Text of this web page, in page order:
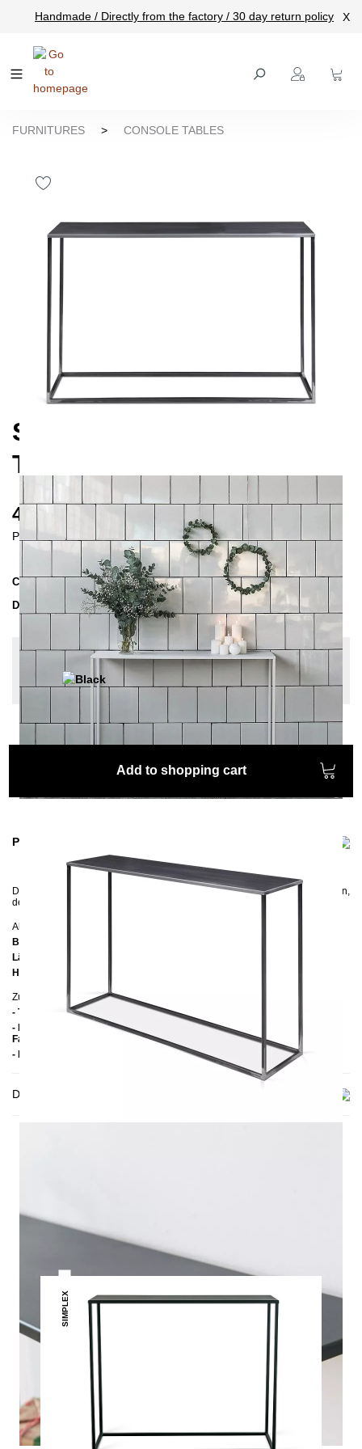
content
Handmade / Directly from the factory / 30 day return policy X
FURNITURES > CONSOLE TABLES
SIMPLEX CONSOLE
TABLE 120
405 €
Prices incl. VAT
Collection
SIMPLEX
Delivery Time
2-3 weeks | del. 23. Aug - 30. Aug
Change configuration
Black
Add to shopping cart
Product information
Der Konsolentisch
hat ein modernes und minimalistisches Design,
der die Blicke auf sich zieht.
Abmessungen
Breite:
Länge:
Höhe:
Zusätzliche Informationen
- Tischplatte: Metall
- Pulverbeschichteter Stahl (Schwarz: Strukturfarbe matt; Weiß: glatte
Farbe halbmatt)
- Handmade
Delivery
THIS MAY INTREST YOU
SIMPLEX